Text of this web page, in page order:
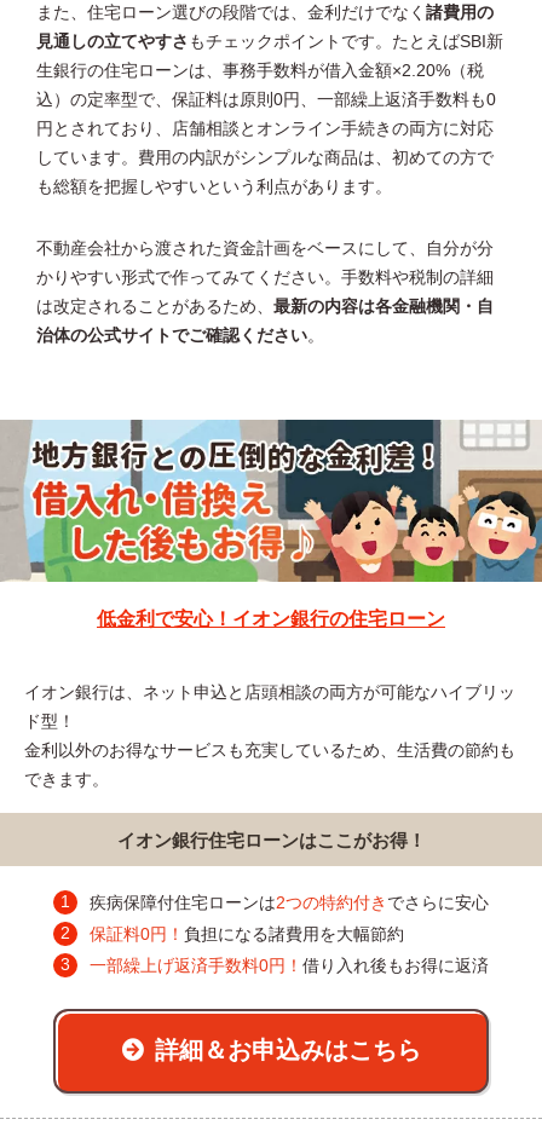
また、住宅ローン選びの段階では、金利だけでなく 諸費用の
見通しの立てやすさ もチェックポイントです。たとえばSBI新
生銀行の住宅ローンは、事務手数料が借入金額×2.20%（税
込）の定率型で、保証料は原則0円、一部繰上返済手数料も0
円とされており、店舗相談とオンライン手続きの両方に対応
しています。費用の内訳がシンプルな商品は、初めての方で
も総額を把握しやすいという利点があります。
不動産会社から渡された資金計画をベースにして、自分が分
かりやすい形式で作ってみてください。手数料や税制の詳細
は改定されることがあるため、 最新の内容は各金融機関・自
治体の公式サイトでご確認ください。
低金利で安心！イオン銀行の住宅ローン
イオン銀行は、ネット申込と店頭相談の両方が可能なハイブリッ
ド型！
金利以外のお得なサービスも充実しているため、生活費の節約も
できます。
イオン銀行住宅ローンはここがお得！
疾病保障付住宅ローンは2つの特約付き でさらに安心
保証料0円！ 負担になる諸費用を大幅節約
一部繰上げ返済手数料0円！ 借り入れ後もお得に返済
詳細＆お申込みはこちら